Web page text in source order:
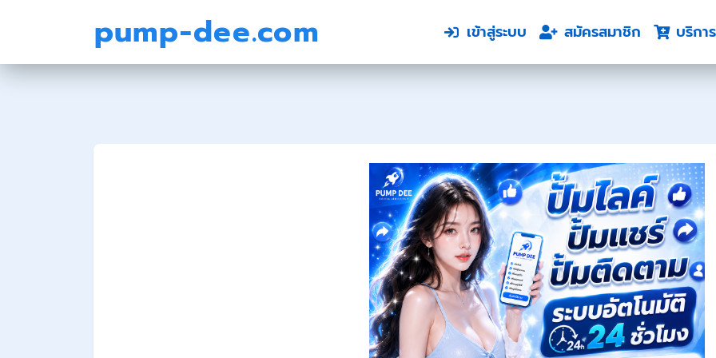
pump-dee.com เข้าสู่ระบบ สมัครสมาชิก บริกา